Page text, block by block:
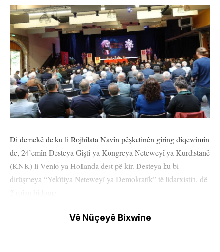
Di demekê de ku li Rojhilata Navîn pêşketinên girîng diqewimin
de, 24’emîn Desteya Giştî ya Kongreya Neteweyî ya Kurdistanê
(KNK) li Venlo ya Hollanda dest pê kir. Desteya ku bi
dirûşmeya “Yekîtiya Neteweyî ya Demokratîk” tê lidarxistin, dê
Zêdetirî 300 delege di nav de siyasetmedar, nûnerên saziyan,
Vê Nûçeyê Bixwîne